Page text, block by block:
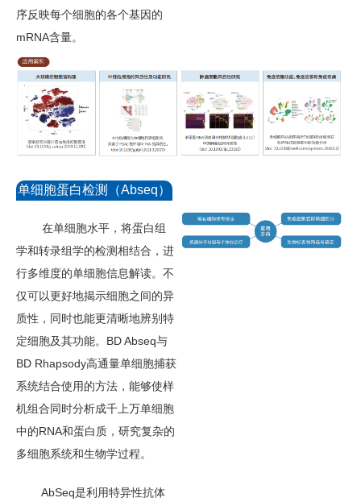
序反映每个细胞的各个基因的
mRNA含量。
单细胞蛋白检测（Abseq）
在单细胞水平，将蛋白组
学和转录组学的检测相结合，进
行多维度的单细胞信息解读。不
仅可以更好地揭示细胞之间的异
质性，同时也能更清晰地辨别特
定细胞及其功能。BD Abseq与
BD Rhapsody高通量单细胞捕获
系统结合使用的方法，能够使样
机组合同时分析成千上万单细胞
中的RNA和蛋白质，研究复杂的
多细胞系统和生物学过程。
AbSeq是利用特异性抗体